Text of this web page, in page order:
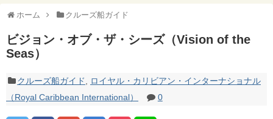
ホーム クルーズ船ガイド
ビジョン・オブ・ザ・シーズ（Vision of the
Seas）
クルーズ船ガイド
ロイヤル・カリビアン・インターナショナル
（Royal Caribbean International）
0